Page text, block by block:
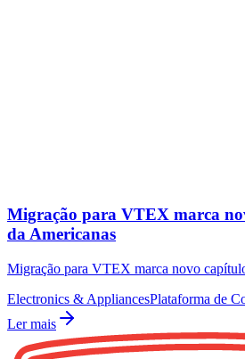
Migração para VTEX marca
da Americanas
Migração para VTEX marca novo
Electronics & AppliancesPlataforma de
Ler mais